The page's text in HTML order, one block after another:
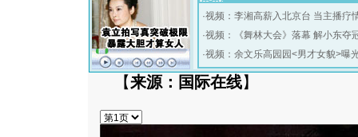
·视频：李湘高薪入北京台 当主播疗
·视频：《舞林大会》落幕 解小东夺
·视频：余文乐高园园<男才女貌>曝
【来源：国际在线】